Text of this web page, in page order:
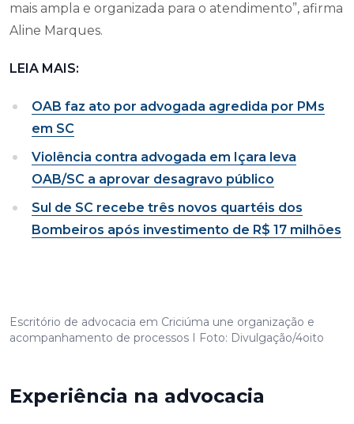
mais ampla e organizada para o atendimento”, afirma
Aline Marques.
LEIA MAIS:
OAB faz ato por advogada agredida por PMs
em SC
Violência contra advogada em Içara leva
OAB/SC a aprovar desagravo público
Sul de SC recebe três novos quartéis dos
Bombeiros após investimento de R$ 17 milhões
Escritório de advocacia em Criciúma une organização e
acompanhamento de processos I Foto: Divulgação/4oito
Experiência na advocacia